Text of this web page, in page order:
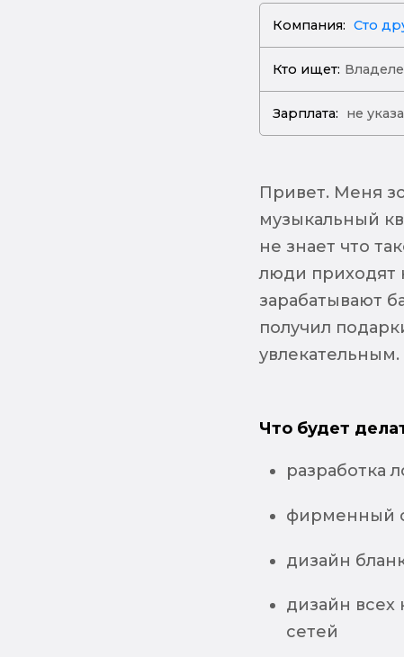
Компания: Сто
Кто ищет:
Зарплата: не
Привет. Меня
музыкальный
не знает что
люди приходят
зарабатывают
получил
увлекательным.
Что будет
разработка
фирменный
дизайн
дизайн
сетей